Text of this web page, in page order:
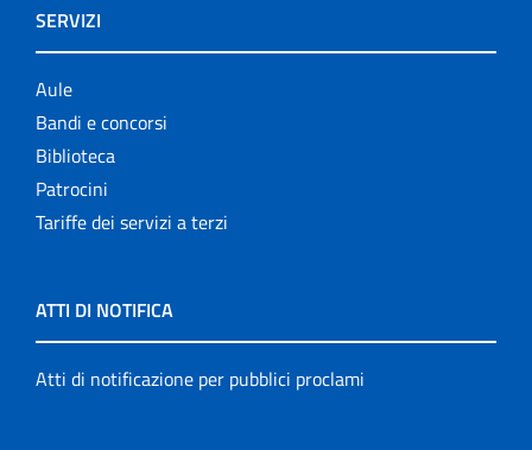
SERVIZI
Aule
Bandi e concorsi
Biblioteca
Patrocini
Tariffe dei servizi a terzi
ATTI DI NOTIFICA
Atti di notificazione per pubblici proclami